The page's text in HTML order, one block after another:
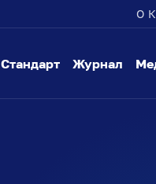
О
Стандарт Журнал